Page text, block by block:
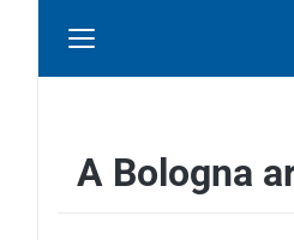
A Bologna